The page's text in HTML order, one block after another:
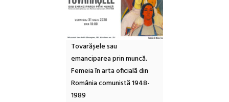
Tovarășele sau
emanciparea prin muncă.
Femeia în arta oficială din
România comunistă 1948-
1989